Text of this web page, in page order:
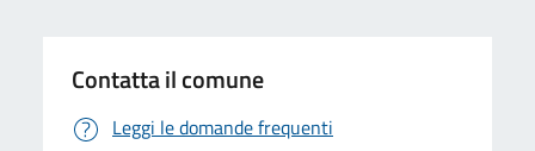
Contatta il comune
Leggi le domande frequenti